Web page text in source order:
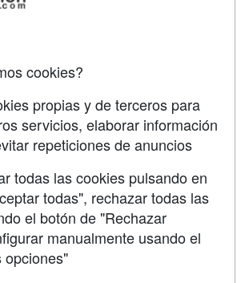
cookies?
propias y de terceros para
servicios, elaborar información
repeticiones de anuncios
todas las cookies pulsando en
todas", rechazar todas las
el botón de "Rechazar
manualmente usando el
opciones"